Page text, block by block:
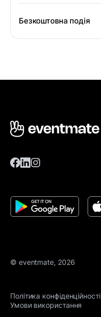
Безкоштовна подія
© eventmate, 2026
Політика конфіденційності
Умови використання